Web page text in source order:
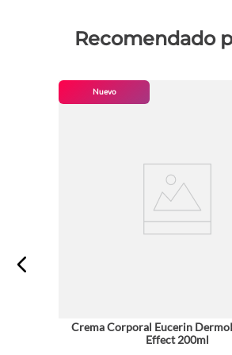
Recomendado
Nuevo
Crema Corporal Eucerin
Effect 200ml